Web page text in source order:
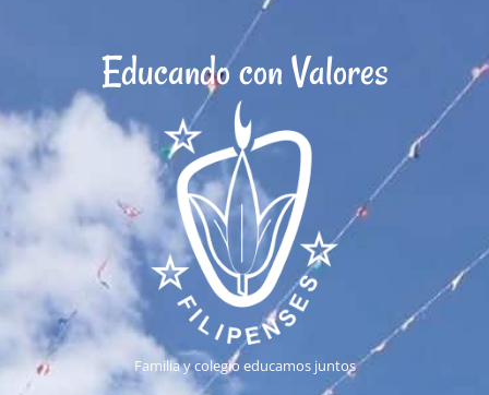
Educando con Valores
Familia y colegio educamos juntos